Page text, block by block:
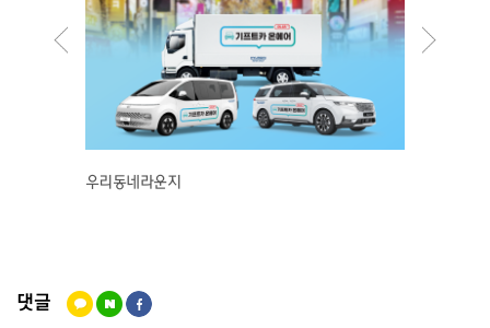
우리동네라운지
댓글